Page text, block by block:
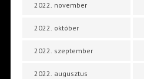
2022. november
2022. október
2022. szeptember
2022. augusztus